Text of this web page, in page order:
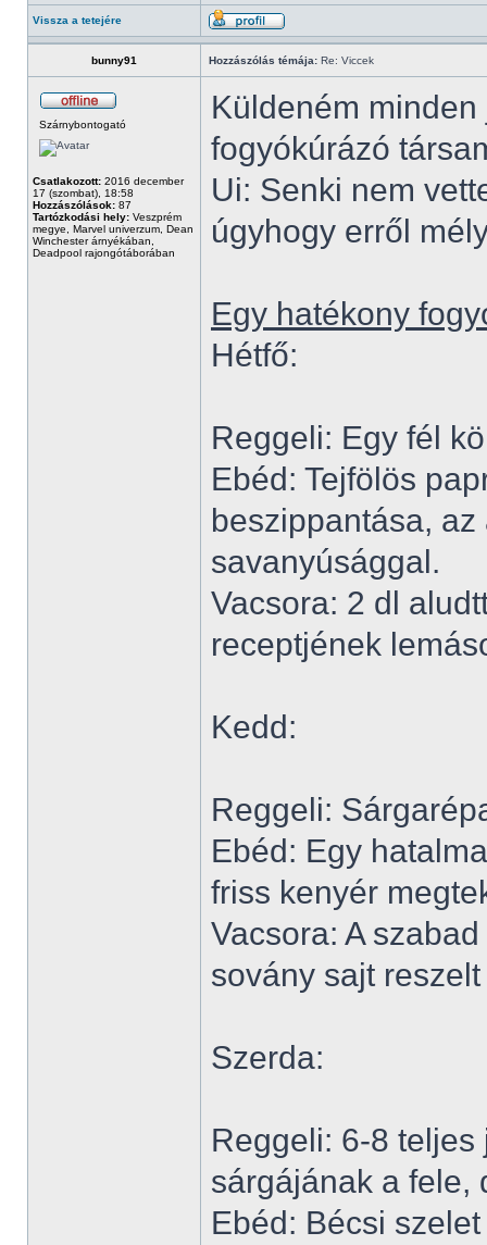
Vissza a tetejére
bunny91 Hozzászólás témája: Re: Viccek
Szárnybontogató
Csatlakozott: 2016 december
17 (szombat), 18:58
Hozzászólások: 87
Tartózkodási hely: Veszprém
megye, Marvel univerzum, Dean
Winchester árnyékában,
Deadpool rajongótáborában
Küldeném
fogyókúrázó
Ui: Senki nem
úgyhogy erről
Egy hatékony
Hétfő:
Reggeli: Egy fél
Ebéd: Tejfölös
beszippantása,
savanyúsággal.
Vacsora: 2 dl
receptjének
Kedd:
Reggeli:
Ebéd: Egy
friss kenyér
Vacsora: A
sovány sajt
Szerda:
Reggeli: 6-8
sárgájának a fele,
Ebéd: Bécsi